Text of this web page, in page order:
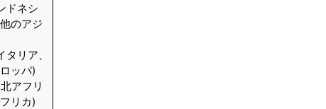
ドネシ
のアジ
リア、
ッパ)
アフリ
リカ)